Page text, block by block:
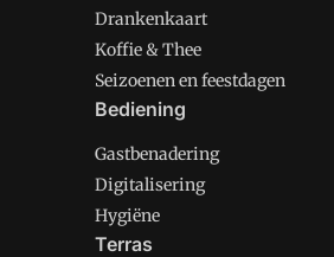
Drankenkaart
Koffie & Thee
Seizoenen en feestdagen
Bediening
Gastbenadering
Digitalisering
Hygiëne
Terras